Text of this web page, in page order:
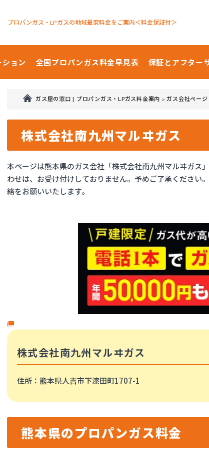
プロパンガス・LPガスの地域最安料金をご案内＜料金保証付＞
ョン 全国プロパンガス料金早見表 保証とアフター
ガス屋の窓口 | プロパンガス・LPガス料金案内 >ガス会社ページ
株式会社南九州マルヰガス
本ページは熊本県のガス会社「株式会社南九州マルヰガス
わせは、お受け付けしておりません。予めご了承ください
絡をお願いいたします。
株式会社南九州マルヰガス
住所 ：熊本県人吉市下漆田町1707-1
熊本県のプロパンガス料金